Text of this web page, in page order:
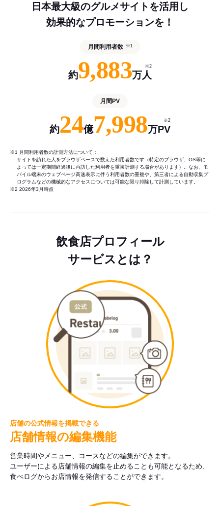
日本最大級のグルメサイトを活用し
効果的なプロモーションを！
月間利用者数 ※1
約9,883万人
※2
月間PV
約24億7,998万PV
※2
※1 月間利用者数の計測方法について：
サイトを訪れた人をブラウザベースで数えた利用者数です（特定のブラウザ、OS等に
よっては一定期間経過後に再訪した利用者を重複計測する場合があります）。なお、モ
バイル端末のウェブページ高速表示に伴う利用者数の重複や、第三者による自動収集プ
ログラムなどの機械的なアクセスについては可能な限り排除して計測しています。
※2 2026年3月時点
飲食店プロフィール
サービスとは？
店舗の公式情報を掲載できる
店舗情報の編集機能
営業時間やメニュー、コースなどの編集ができます。
ユーザーによる店舗情報の編集を止めることも可能となるため、
食べログからお店情報を発信することができます。